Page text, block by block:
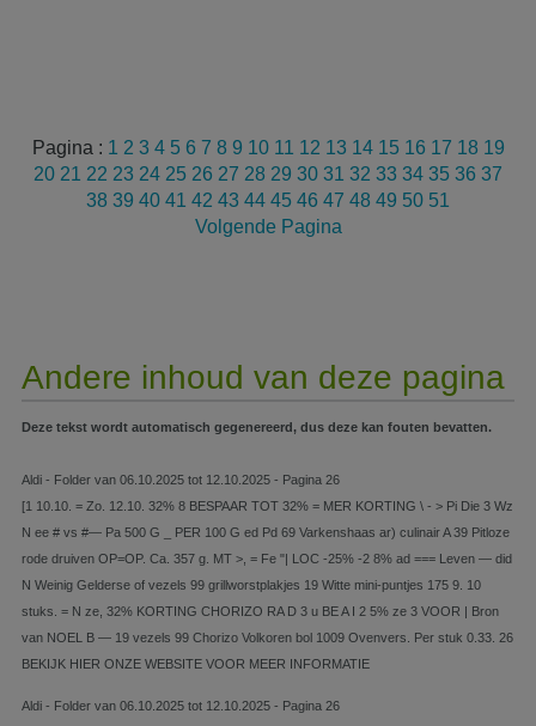
Pagina : 1 2 3 4 5 6 7 8 9 10 11 12 13 14 15 16 17 18 19
20 21 22 23 24 25 26 27 28 29 30 31 32 33 34 35 36 37
38 39 40 41 42 43 44 45 46 47 48 49 50 51
Volgende Pagina
Andere inhoud van deze pagina
Deze tekst wordt automatisch gegenereerd, dus deze kan fouten bevatten.
Aldi - Folder van 06.10.2025 tot 12.10.2025 - Pagina 26
[1 10.10. = Zo. 12.10. 32% 8 BESPAAR TOT 32% = MER KORTING \ - > Pi Die 3 Wz
N ee # vs #— Pa 500 G _ PER 100 G ed Pd 69 Varkenshaas ar) culinair A 39 Pitloze
rode druiven OP=OP. Ca. 357 g. MT >, = Fe "| LOC -25% -2 8% ad === Leven — did
N Weinig Gelderse of vezels 99 grillworstplakjes 19 Witte mini-puntjes 175 9. 10
stuks. = N ze, 32% KORTING CHORIZO RA D 3 u BE A I 2 5% ze 3 VOOR | Bron
van NOEL B — 19 vezels 99 Chorizo Volkoren bol 1009 Ovenvers. Per stuk 0.33. 26
BEKIJK HIER ONZE WEBSITE VOOR MEER INFORMATIE
Aldi - Folder van 06.10.2025 tot 12.10.2025 - Pagina 26